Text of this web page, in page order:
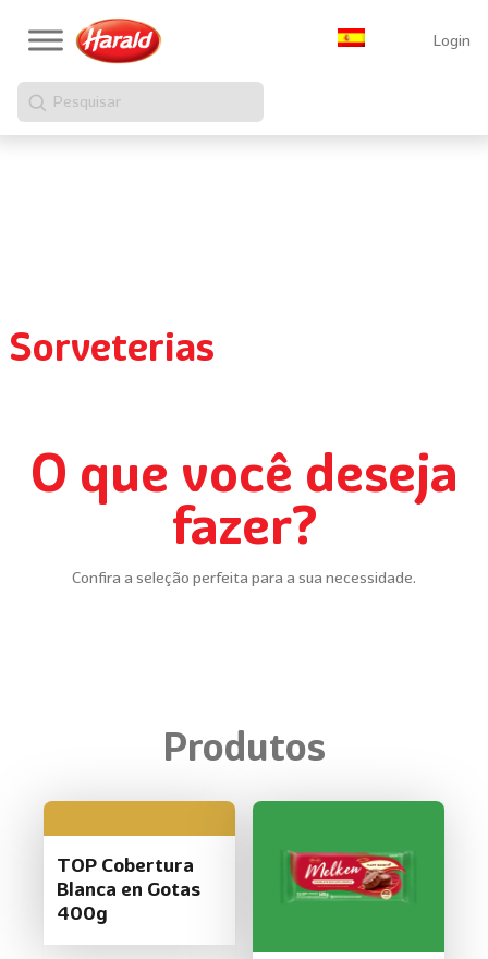
Login
Pesquisar
Sorveterias
O que você deseja
fazer?
Confira a seleção perfeita para a sua necessidade.
Produtos
TOP Cobertura
Blanca en Gotas
400g